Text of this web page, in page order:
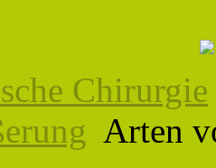
Chirurgie
Arten